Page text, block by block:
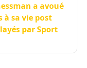
a avoué
à sa vie post
par Sport